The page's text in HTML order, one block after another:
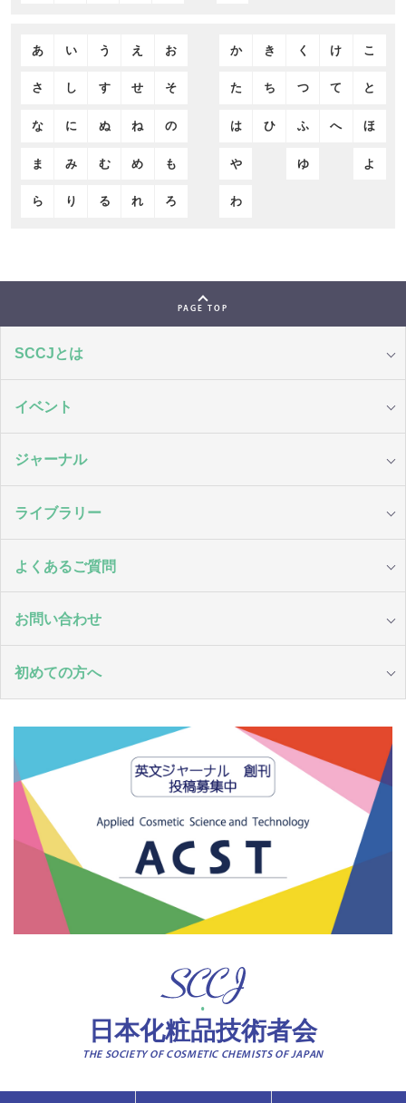
あ い う え お か き く け こ
さ し す せ そ た ち つ て と
な に ぬ ね の は ひ ふ へ ほ
ま み む め も や ゆ よ
ら り る れ ろ わ
PAGE TOP
SCCJとは
イベント
ジャーナル
ライブラリー
よくあるご質問
お問い合わせ
初めての方へ
日本化粧品技術者会
THE SOCIETY OF COSMETIC CHEMISTS OF JAPAN